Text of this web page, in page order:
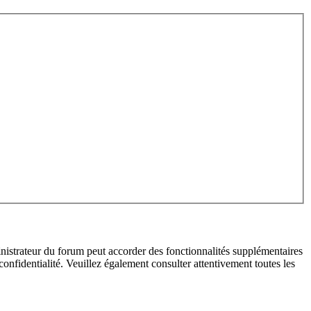
du forum peut accorder des fonctionnalités supplémentaires
Veuillez également consulter attentivement toutes les